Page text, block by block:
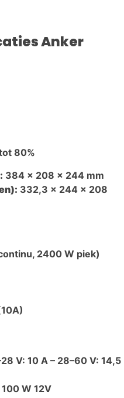
Anker
80%
384 × 208 × 244 mm
332,3 × 244 × 208
2400 W piek)
V: 10 A – 28–60 V: 14,5
W 12V